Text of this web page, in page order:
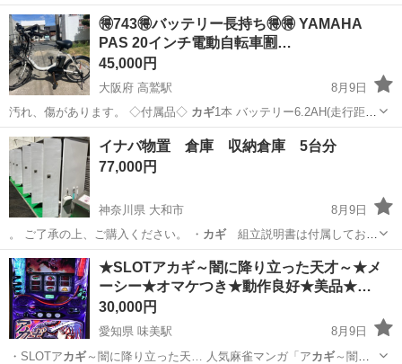
やカップルとの応募OK◎年間休日129日＆休出なしでプライベート充
実♪業務はクリーンルームで快適作業◎自社正社員登用制度あり★1食
300円～の格安食堂あり！《佐...
佐賀 伊万里市 東山代駅 その他
🉐743🉐バッテリー長持ち🉐🉐 YAMAHA
PAS 20インチ電動自転車🈹…
45,000円
大阪府 高鷲駅
8月9日
汚れ、傷があります。 ◇付属品◇ カギ1本 バッテリー6.2AH(走行距離
約…
大阪 羽曳野市 高鷲駅 電動アシスト自転車 バッテリー
イナバ物置 倉庫 収納倉庫 5台分
77,000円
神奈川県 大和市
8月9日
。 ご了承の上、ご購入ください。 ・ カギ組立説明書は付属しており
ません。 …
神奈川 大和市 イナバ物置
★SLOTアカギ～闇に降り立った天才～★メ
ーシー★オマケつき★動作良好★美品★…
30,000円
愛知県 味美駅
8月9日
・SLOTアカギ～闇に降り立った天… 人気麻雀マンガ「アカギ～闇に